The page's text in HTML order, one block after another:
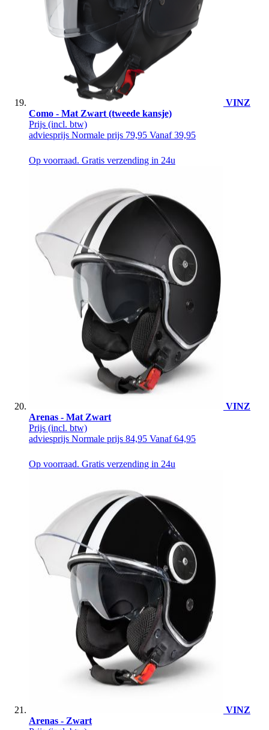
VINZ
Como - Mat Zwart (tweede kansje)
Prijs (incl. btw)
adviesprijs Normale prijs 79,95 Vanaf 39,95
Op voorraad. Gratis verzending in 24u
VINZ
Arenas - Mat Zwart
Prijs (incl. btw)
adviesprijs Normale prijs 84,95 Vanaf 64,95
Op voorraad. Gratis verzending in 24u
VINZ
Arenas - Zwart